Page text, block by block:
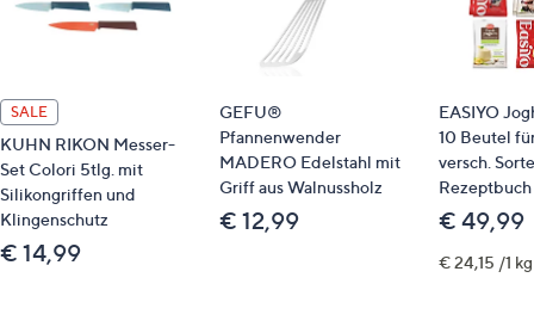
nicht spülmaschinengeeignet
Kochlöffel: ca. 32 x 7 x 1 cm
Silikonspachtel: ca. 32 x 7 x 1 cm
Pinsel: ca. 22 x 2 x 1 cm
SALE
KUHN RIKON Messer-
Set Colori 5tlg. mit
Silikongriffen und
Klingenschutz
€ 14,99
GEFU®
Pfannenwender
MADERO Edelstahl mit
Griff aus Walnussholz
€ 12,99
EASIYO
10 Beutel
versch.
Rezeptbuch
€ 49,99
€ 24,15 /1 kg